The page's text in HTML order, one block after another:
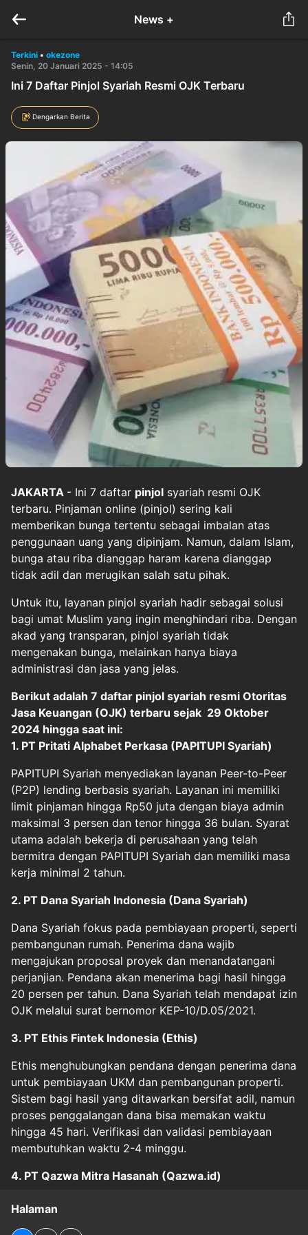
News +
Terkini • okezone
Senin, 20 Januari 2025 - 14:05
Ini 7 Daftar Pinjol Syariah Resmi OJK Terbaru
Dengarkan Berita
JAKARTA - Ini 7 daftar pinjol syariah resmi OJK
terbaru. Pinjaman online (pinjol) sering kali
memberikan bunga tertentu sebagai imbalan atas
penggunaan uang yang dipinjam. Namun, dalam Islam,
bunga atau riba dianggap haram karena dianggap
tidak adil dan merugikan salah satu pihak.
Untuk itu, layanan pinjol syariah hadir sebagai solusi
bagi umat Muslim yang ingin menghindari riba. Dengan
akad yang transparan, pinjol syariah tidak
mengenakan bunga, melainkan hanya biaya
administrasi dan jasa yang jelas.
Berikut adalah 7 daftar pinjol syariah resmi Otoritas
Jasa Keuangan (OJK) terbaru sejak 29 Oktober
2024 hingga saat ini:
1. PT Pritati Alphabet Perkasa (PAPITUPI Syariah)
PAPITUPI Syariah menyediakan layanan Peer-to-Peer
(P2P) lending berbasis syariah. Layanan ini memiliki
limit pinjaman hingga Rp50 juta dengan biaya admin
maksimal 3 persen dan tenor hingga 36 bulan. Syarat
utama adalah bekerja di perusahaan yang telah
bermitra dengan PAPITUPI Syariah dan memiliki masa
kerja minimal 2 tahun.
2. PT Dana Syariah Indonesia (Dana Syariah)
Dana Syariah fokus pada pembiayaan properti, seperti
pembangunan rumah. Penerima dana wajib
mengajukan proposal proyek dan menandatangani
perjanjian. Pendana akan menerima bagi hasil hingga
20 persen per tahun. Dana Syariah telah mendapat izin
OJK melalui surat bernomor KEP-10/D.05/2021.
3. PT Ethis Fintek Indonesia (Ethis)
Ethis menghubungkan pendana dengan penerima dana
untuk pembiayaan UKM dan pembangunan properti.
Sistem bagi hasil yang ditawarkan bersifat adil, namun
proses penggalangan dana bisa memakan waktu
hingga 45 hari. Verifikasi dan validasi pembiayaan
membutuhkan waktu 2-4 minggu.
4. PT Qazwa Mitra Hasanah (Qazwa.id)
Halaman